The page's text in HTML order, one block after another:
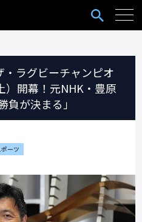
ラグビーチャンピオ
）開幕！元NHK・豊原
が決まる」
ポーツ